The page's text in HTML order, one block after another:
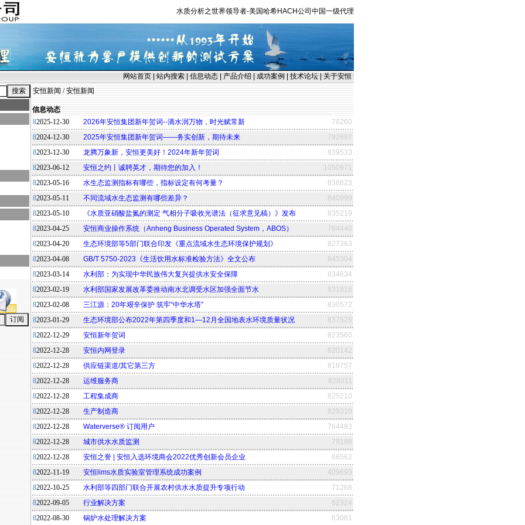
水质分析之世界领导者-美国哈希HACH公司中国一级代理
网站首页 站内搜索 信息动态 产品介绍 成功案例 技术论坛
关于安恒
安恒新闻 /安恒新闻
信息动态
82025-12-30 2026年安恒集团新年贺词--滴水润万物，时光赋常新
76260
82024-12-30 2025年安恒集团新年贺词——务实创新，期待未来
792697
82023-12-30 龙腾万象新，安恒更美好！2024年新年贺词
839533
82023-06-12 安恒之约丨诚聘英才，期待您的加入！
1050971
82023-05-16 水生态监测指标有哪些，指标设定有何考量？
838823
82023-05-11 不同流域水生态监测有哪些差异？
840999
82023-05-10 《水质亚硝酸盐氮的测定 气相分子吸收光谱法（征求意见稿）》发布
835219
82023-04-25 安恒商业操作系统（Anheng Business Operated System，ABOS）
784440
82023-04-20 生态环境部等5部门联合印发《重点流域水生态环境保护规划》
827363
82023-04-08 GB/T 5750-2023《生活饮用水标准检验方法》全文公布
845304
82023-03-14 水利部：为实现中华民族伟大复兴提供水安全保障
834634
82023-02-19 水利部国家发展改革委推动南水北调受水区加强全面节水
831816
82023-02-08 三江源：20年艰辛保护 筑牢“中华水塔”
830572
82023-01-29 生态环境部公布2022年第四季度和1—12月全国地表水环境质量状况
837525
82022-12-29 安恒新年贺词
823560
82022-12-28 安恒内网登录
820142
82022-12-28 供应链渠道/其它第三方
819757
82022-12-28 运维服务商
828011
82022-12-28 工程集成商
825210
82022-12-28 生产制造商
829310
82022-12-28 Waterverse® 订阅用户
764483
82022-12-28 城市供水水质监测
79198
82022-12-28 安恒之誉 | 安恒入选环境商会2022优秀创新会员企业
66562
82022-11-19 安恒lims水质实验室管理系统成功案例
409693
82022-10-25 水利部等四部门联合开展农村供水水质提升专项行动
71268
82022-09-05 行业解决方案
62324
82022-08-30 锅炉水处理解决方案 63081